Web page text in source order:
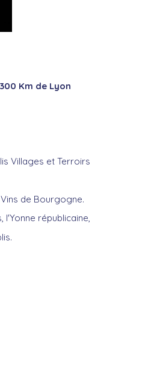
Km de Lyon
Villages et Terroirs
de Bourgogne.
l'Yonne républicaine,